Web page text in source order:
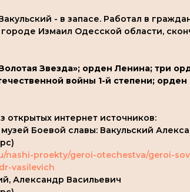
- в запасе. Работал в
Измаил Одесской области,
Звезда»; орден Ленина; три
войны 1-й степени;
открытых интернет источников:
Боевой славы: Вакульский
nashi-proekty/geroi-otechestva/geroi-
vasilevich
Александр Васильевич